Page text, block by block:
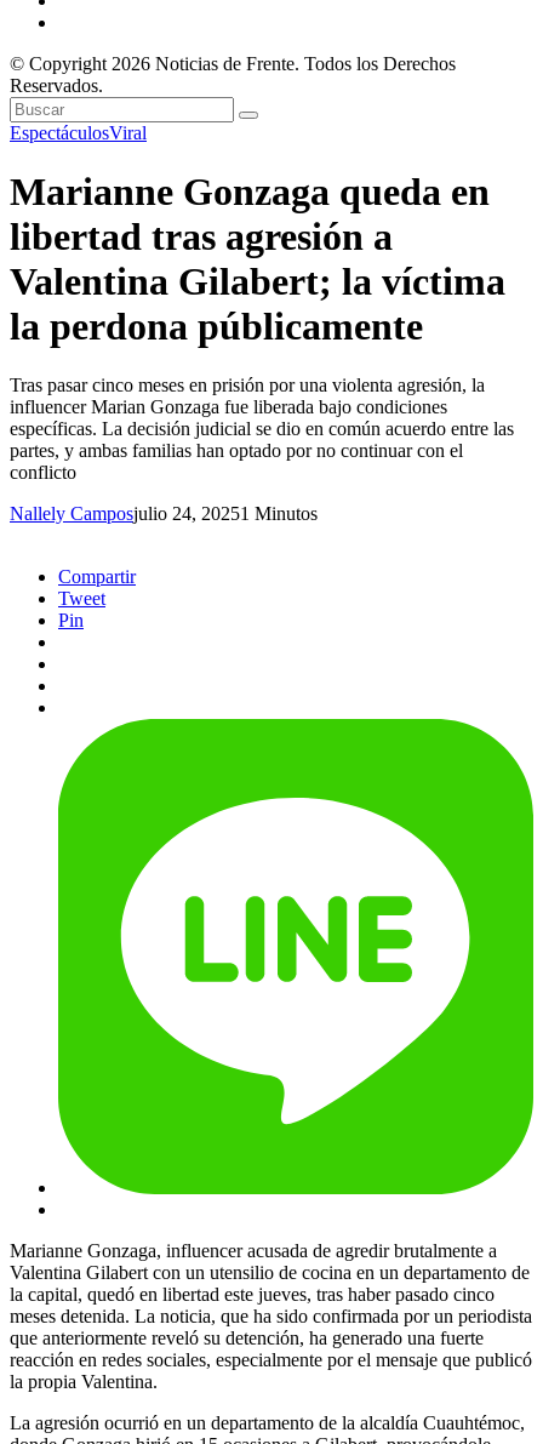
© Copyright 2026 Noticias de Frente. Todos los Derechos
Reservados.
EspectáculosViral
Marianne Gonzaga queda en
libertad tras agresión a
Valentina Gilabert; la víctima
la perdona públicamente
Tras pasar cinco meses en prisión por una violenta agresión, la
influencer Marian Gonzaga fue liberada bajo condiciones
específicas. La decisión judicial se dio en común acuerdo entre las
partes, y ambas familias han optado por no continuar con el
conflicto
Nallely Camposjulio 24, 20251 Minutos
Compartir
Tweet
Pin
Marianne Gonzaga, influencer acusada de agredir brutalmente a
Valentina Gilabert con un utensilio de cocina en un departamento de
la capital, quedó en libertad este jueves, tras haber pasado cinco
meses detenida. La noticia, que ha sido confirmada por un periodista
que anteriormente reveló su detención, ha generado una fuerte
reacción en redes sociales, especialmente por el mensaje que publicó
la propia Valentina.
La agresión ocurrió en un departamento de la alcaldía Cuauhtémoc,